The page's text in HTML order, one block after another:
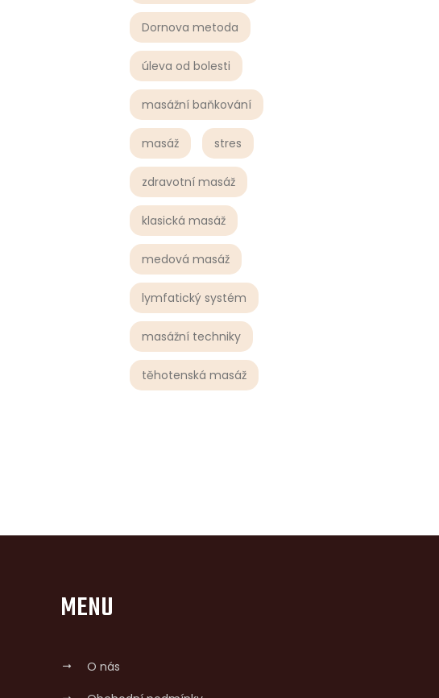
Dornova metoda
úleva od bolesti
masážní baňkování
masáž stres
zdravotní masáž
klasická masáž
medová masáž
lymfatický systém
masážní techniky
těhotenská masáž
MENU
O nás